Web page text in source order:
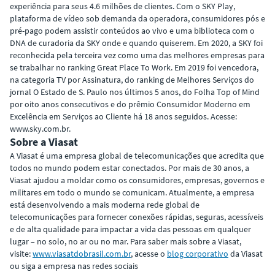
experiência para seus 4.6 milhões de clientes. Com o SKY Play,
plataforma de vídeo sob demanda da operadora, consumidores pós e
pré-pago podem assistir conteúdos ao vivo e uma biblioteca com o
DNA de curadoria da SKY onde e quando quiserem. Em 2020, a SKY foi
reconhecida pela terceira vez como uma das melhores empresas para
se trabalhar no ranking Great Place To Work. Em 2019 foi vencedora,
na categoria TV por Assinatura, do ranking de Melhores Serviços do
jornal O Estado de S. Paulo nos últimos 5 anos, do Folha Top of Mind
por oito anos consecutivos e do prêmio Consumidor Moderno em
Excelência em Serviços ao Cliente há 18 anos seguidos. Acesse:
www.sky.com.br.
Sobre a Viasat
A Viasat é uma empresa global de telecomunicações que acredita que
todos no mundo podem estar conectados. Por mais de 30 anos, a
Viasat ajudou a moldar como os consumidores, empresas, governos e
militares em todo o mundo se comunicam. Atualmente, a empresa
está desenvolvendo a mais moderna rede global de
telecomunicações para fornecer conexões rápidas, seguras, acessíveis
e de alta qualidade para impactar a vida das pessoas em qualquer
lugar – no solo, no ar ou no mar. Para saber mais sobre a Viasat,
visite:www.viasatdobrasil.com.br, acesse o blog corporativo da Viasat
ou siga a empresa nas redes sociais